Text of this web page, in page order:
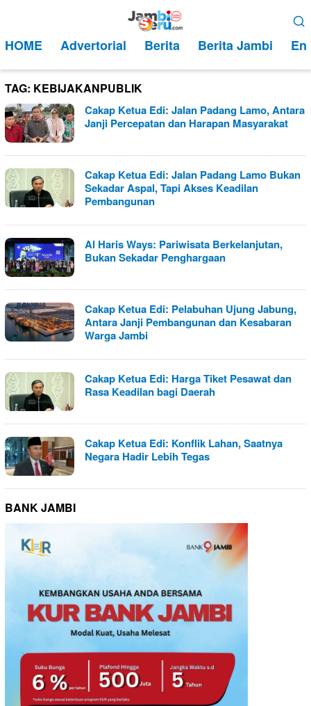
kontenMobile
HOME Advertorial Berita Berita Jambi
TAG: KEBIJAKANPUBLIK
Cakap Ketua Edi: Jalan Padang Lamo, Antara
Janji Percepatan dan Harapan Masyarakat
Cakap Ketua Edi: Jalan Padang Lamo Bukan
Sekadar Aspal, Tapi Akses Keadilan
Pembangunan
Al Haris Ways: Pariwisata Berkelanjutan,
Bukan Sekadar Penghargaan
Cakap Ketua Edi: Pelabuhan Ujung Jabung,
Antara Janji Pembangunan dan Kesabaran
Warga Jambi
Cakap Ketua Edi: Harga Tiket Pesawat dan
Rasa Keadilan bagi Daerah
Cakap Ketua Edi: Konflik Lahan, Saatnya
Negara Hadir Lebih Tegas
BANK JAMBI